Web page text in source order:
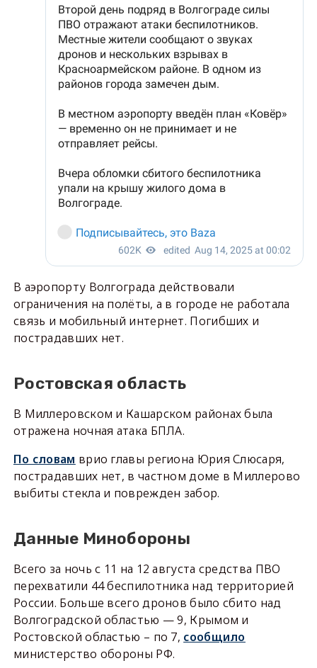
В аэропорту Волгограда действовали
ограничения на полёты, а в городе не работала
связь и мобильный интернет. Погибших и
пострадавших нет.
Ростовская область
В Миллеровском и Кашарском районах была
отражена ночная атака БПЛА.
По словам врио главы региона Юрия Слюсаря,
пострадавших нет, в частном доме в Миллерово
выбиты стекла и поврежден забор.
Данные Минобороны
Всего за ночь с 11 на 12 августа средства ПВО
перехватили 44 беспилотника над территорией
России. Больше всего дронов было сбито над
Волгоградской областью — 9, Крымом и
Ростовской областью – по 7, сообщило
министерство обороны РФ.